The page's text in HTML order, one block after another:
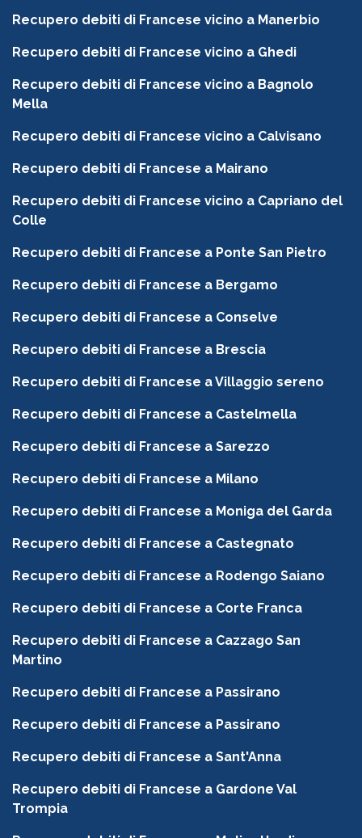
Recupero debiti di Francese vicino a Manerbio
Recupero debiti di Francese vicino a Ghedi
Recupero debiti di Francese vicino a Bagnolo
Mella
Recupero debiti di Francese vicino a Calvisano
Recupero debiti di Francese a Mairano
Recupero debiti di Francese vicino a Capriano del
Colle
Recupero debiti di Francese a Ponte San Pietro
Recupero debiti di Francese a Bergamo
Recupero debiti di Francese a Conselve
Recupero debiti di Francese a Brescia
Recupero debiti di Francese a Villaggio sereno
Recupero debiti di Francese a Castelmella
Recupero debiti di Francese a Sarezzo
Recupero debiti di Francese a Milano
Recupero debiti di Francese a Moniga del Garda
Recupero debiti di Francese a Castegnato
Recupero debiti di Francese a Rodengo Saiano
Recupero debiti di Francese a Corte Franca
Recupero debiti di Francese a Cazzago San
Martino
Recupero debiti di Francese a Passirano
Recupero debiti di Francese a Passirano
Recupero debiti di Francese a Sant'Anna
Recupero debiti di Francese a Gardone Val
Trompia